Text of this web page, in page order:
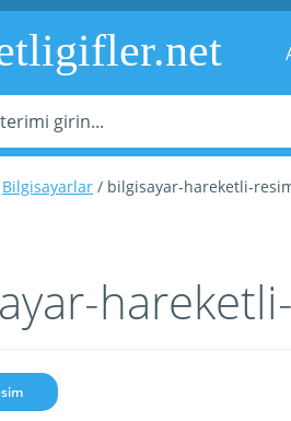
Bilgisayarlar / bilgisayar-hareketli-